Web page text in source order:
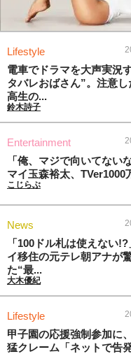
Lifestyle
電車でドラマを大声実況
タバレおばさん”。注意し
高生の...
鈴木詩子
Entertainment
「俺、マジで向いてない
マイ玉森裕太、TVer1000
こじらぶ
News
「100ドル札は使えない
イ移住の元テレ朝アナが
た“最...
大木優紀
Lifestyle
甲子園の応援強制参加に
猛クレーム「ネットで告